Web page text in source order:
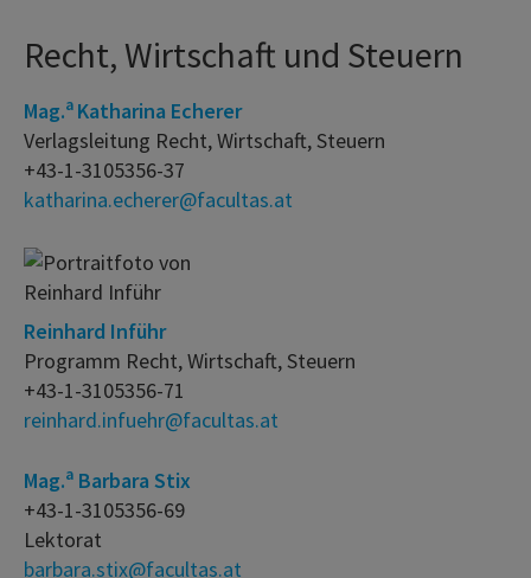
Recht, Wirtschaft und Steuern
Mag.a Katharina Echerer
Verlagsleitung Recht, Wirtschaft, Steuern
+43-1-3105356-37
katharina.echerer@facultas.at
Reinhard Inführ
Programm Recht, Wirtschaft, Steuern
+43-1-3105356-71
reinhard.infuehr@facultas.at
Mag.a Barbara Stix
+43-1-3105356-69
Lektorat
barbara.stix@facultas.at